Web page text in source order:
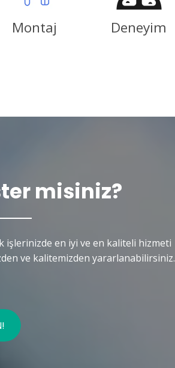
Montaj Deneyim
misiniz?
işlerinizde en iyi ve en kaliteli hizmeti
ve kalitemizden yararlanabilirsiniz.